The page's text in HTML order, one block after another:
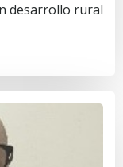
desarrollo rural